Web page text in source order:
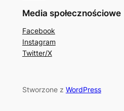
Media społecznościowe
Facebook
Instagram
Twitter/X
Stworzone z WordPress